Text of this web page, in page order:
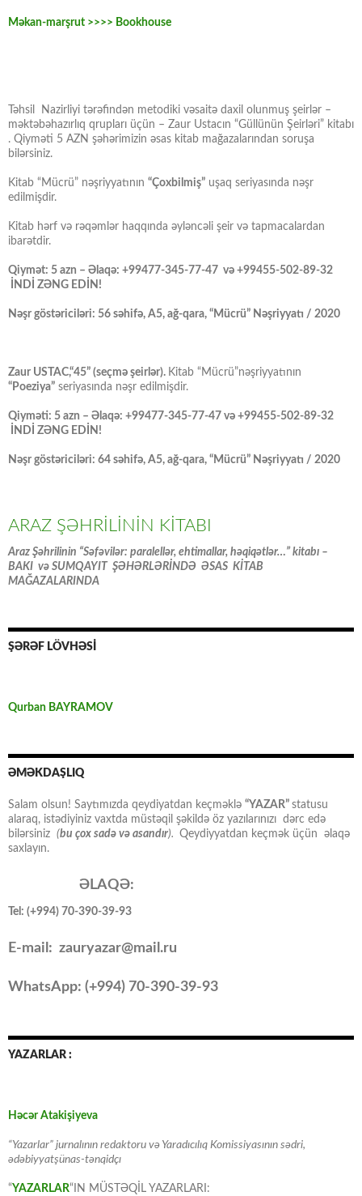
Məkan-marşrut >>>> Bookhouse
Təhsil Nazirliyi tərəfindən metodiki vəsaitə daxil olunmuş şeirlər –
məktəbəhazırlıq qrupları üçün – Zaur Ustacın “Güllünün Şeirləri” kitabı
. Qiyməti 5 AZN şəhərimizin əsas kitab mağazalarından soruşa
bilərsiniz.
Kitab “Mücrü” nəşriyyatının “Çoxbilmiş” uşaq seriyasında nəşr
edilmişdir.
Kitab hərf və rəqəmlər haqqında əyləncəli şeir və tapmacalardan
ibarətdir.
Qiymət: 5 azn – Əlaqə: +99477-345-77-47 və +99455-502-89-32
İNDİ ZƏNG EDİN!
Nəşr göstəriciləri: 56 səhifə, A5, ağ-qara, “Mücrü” Nəşriyyatı / 2020
Zaur USTAC,“45” (seçmə şeirlər). Kitab “Mücrü”nəşriyyatının
“Poeziya” seriyasında nəşr edilmişdir.
Qiyməti: 5 azn – Əlaqə: +99477-345-77-47 və +99455-502-89-32
İNDİ ZƏNG EDİN!
Nəşr göstəriciləri: 64 səhifə, A5, ağ-qara, “Mücrü” Nəşriyyatı / 2020
ARAZ ŞƏHRİLİNİN KİTABI
Araz Şəhrilinin “Səfəvilər: paralellər, ehtimallar, həqiqətlər…” kitabı –
BAKI və SUMQAYIT ŞƏHƏRLƏRİNDƏ ƏSAS KİTAB
MAĞAZALARINDA
ŞƏRƏF LÖVHƏSİ
Qurban BAYRAMOV
ƏMƏKDAŞLIQ
Salam olsun! Saytımızda qeydiyatdan keçməklə “YAZAR” statusu
alaraq, istədiyiniz vaxtda müstəqil şəkildə öz yazılarınızı dərc edə
bilərsiniz (bu çox sadə və asandır). Qeydiyyatdan keçmək üçün əlaqə
saxlayın.
ƏLAQƏ:
Tel: (+994) 70-390-39-93
E-mail: zauryazar@mail.ru
WhatsApp: (+994) 70-390-39-93
YAZARLAR :
Həcər Atakişiyeva
“Yazarlar” jurnalının redaktoru və Yaradıcılıq Komissiyasının sədri,
ədəbiyyatşünas-tənqidçı
“YAZARLAR“IN MÜSTƏQİL YAZARLARI: